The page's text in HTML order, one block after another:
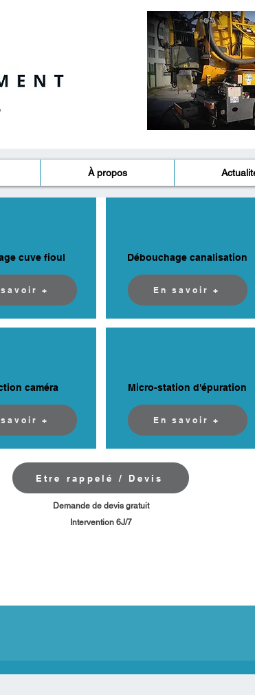
À propos
cuve fioul
savoir +
caméra
savoir +
Débouchage canalisation
En savoir +
Micro-station d'épuration
En savoir +
Etre rappelé / Devis
​Demande de devis gratuit
Intervention 6J/7